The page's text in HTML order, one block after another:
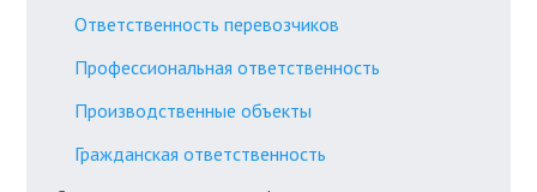
Ответственность перевозчиков
Профессиональная ответственность
Производственные объекты
Гражданская ответственность